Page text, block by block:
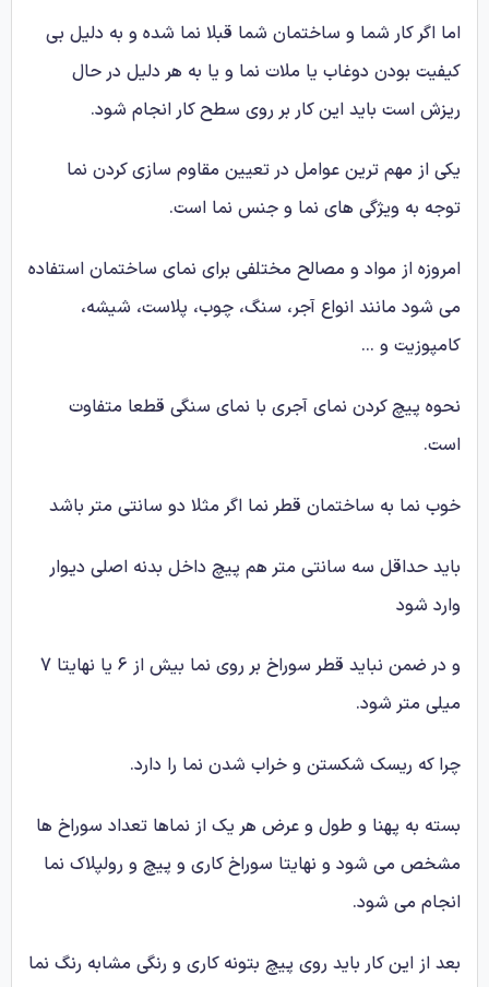
اما اگر کار شما و ساختمان شما قبلا نما شده و به دلیل بی
کیفیت بودن دوغاب یا ملات نما و یا به هر دلیل در حال
ریزش است باید این کار بر روی سطح کار انجام شود.
یکی از مهم ترین عوامل در تعیین مقاوم سازی کردن نما
توجه به ویژگی های نما و جنس نما است.
امروزه از مواد و مصالح مختلفی برای نمای ساختمان استفاده
می شود مانند انواع آجر، سنگ، چوب، پلاست، شیشه،
کامپوزیت و …
نحوه پیچ کردن نمای آجری با نمای سنگی قطعا متفاوت
است.
خوب نما به ساختمان قطر نما اگر مثلا دو سانتی متر باشد
باید حداقل سه سانتی متر هم پیچ داخل بدنه اصلی دیوار
وارد شود
و در ضمن نباید قطر سوراخ بر روی نما بیش از 6 یا نهایتا 7
میلی متر شود.
چرا که ریسک شکستن و خراب شدن نما را دارد.
بسته به پهنا و طول و عرض هر یک از نماها تعداد سوراخ ها
مشخص می شود و نهایتا سوراخ کاری و پیچ و رولپلاک نما
انجام می شود.
بعد از این کار باید روی پیچ بتونه کاری و رنگی مشابه رنگ نما